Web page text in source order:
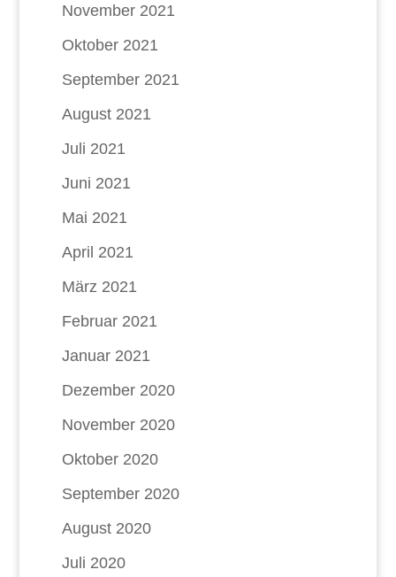
November 2021
Oktober 2021
September 2021
August 2021
Juli 2021
Juni 2021
Mai 2021
April 2021
März 2021
Februar 2021
Januar 2021
Dezember 2020
November 2020
Oktober 2020
September 2020
August 2020
Juli 2020